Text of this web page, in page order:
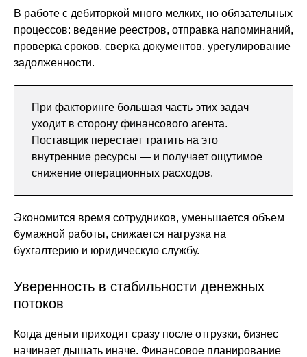
В работе с дебиторкой много мелких, но обязательных
процессов: ведение реестров, отправка напоминаний,
проверка сроков, сверка документов, урегулирование
задолженности.
При факторинге большая часть этих задач
уходит в сторону финансового агента.
Поставщик перестает тратить на это
внутренние ресурсы — и получает ощутимое
снижение операционных расходов.
Экономится время сотрудников, уменьшается объем
бумажной работы, снижается нагрузка на
бухгалтерию и юридическую службу.
Уверенность в стабильности денежных
потоков
Когда деньги приходят сразу после отгрузки, бизнес
начинает дышать иначе. Финансовое планирование